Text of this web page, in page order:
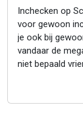
Inchecken op
voor gewoon inchecken
je ook bij
vandaar de
niet bepaald
soepel. In no
goeie systeem.